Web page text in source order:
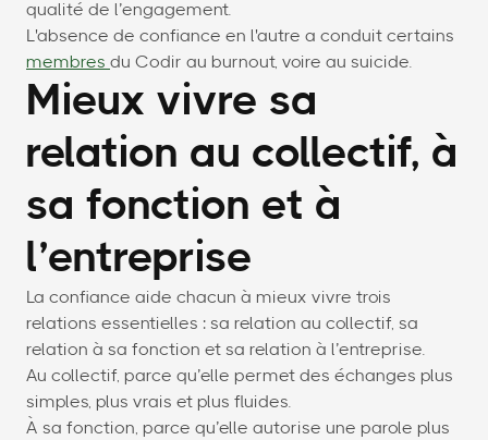
qualité de l’engagement.
L'absence de confiance en l'autre a conduit certains
membres du Codir au burnout, voire au suicide.
Mieux vivre sa
relation au collectif, à
sa fonction et à
l’entreprise
La confiance aide chacun à mieux vivre trois
relations essentielles : sa relation au collectif, sa
relation à sa fonction et sa relation à l’entreprise.
Au collectif, parce qu’elle permet des échanges plus
simples, plus vrais et plus fluides.
À sa fonction, parce qu’elle autorise une parole plus